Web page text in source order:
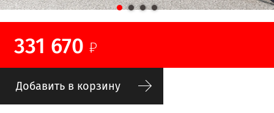
331 670
Добавить в корзину